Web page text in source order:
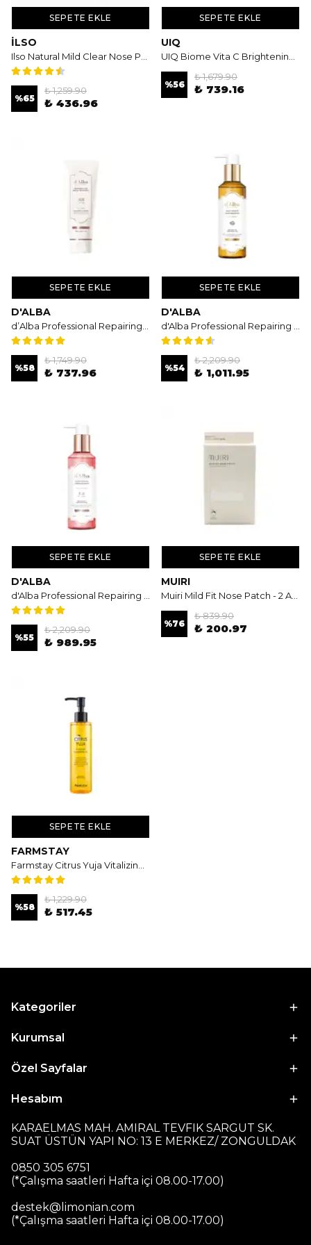
SEPETE EKLE
İLSO
%65
₺ 1,259.90
₺ 436.96
SEPETE EKLE
UIQ
%56
₺ 1,679.90
₺ 739.16
SEPETE EKLE
D'ALBA
%58
₺ 1,749.90
₺ 737.96
SEPETE EKLE
D'ALBA
%54
₺ 2,209.90
₺ 1,011.95
SEPETE EKLE
D'ALBA
%55
₺ 2,209.90
₺ 989.95
SEPETE EKLE
MUIRI
%76
₺ 839.90
₺ 200.97
SEPETE EKLE
FARMSTAY
%58
₺ 1,229.90
₺ 517.45
Kategoriler
Kurumsal
Özel Sayfalar
Hesabım
KARAELMAS MAH. AMIRAL TEVFIK SARGUT SK.
SUAT ÜSTÜN YAPI NO: 13 E MERKEZ/ ZONGULDAK
0850 305 6751
(*Çalışma saatleri Hafta içi 08.00-17.00)
destek@limonian.com
(*Çalışma saatleri Hafta içi 08.00-17.00)